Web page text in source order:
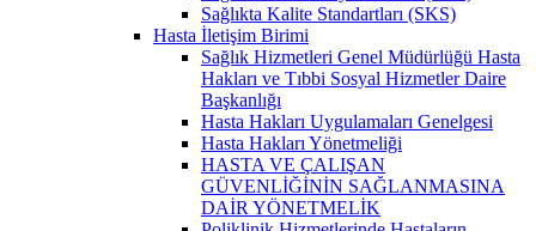
Sağlıkta Kalite Standartları (SKS)
Hasta İletişim Birimi
Sağlık Hizmetleri Genel Müdürlüğü Hasta
Hakları ve Tıbbi Sosyal Hizmetler Daire
Başkanlığı
Hasta Hakları Uygulamaları Genelgesi
Hasta Hakları Yönetmeliği
HASTA VE ÇALIŞAN
GÜVENLİĞİNİN SAĞLANMASINA
DAİR YÖNETMELİK